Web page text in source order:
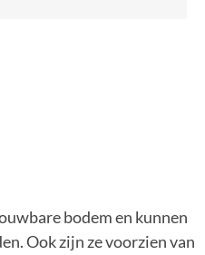
bodem en kunnen
Ook zijn ze voorzien van